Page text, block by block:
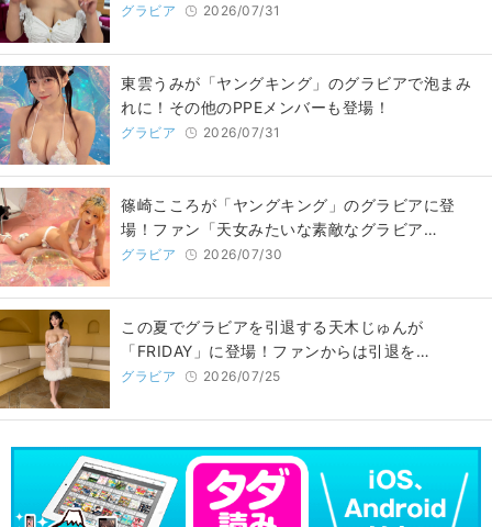
グラビア 2026/07/31
東雲うみが「ヤングキング」のグラビアで泡まみ
れに！その他のPPEメンバーも登場！
グラビア 2026/07/31
篠崎こころが「ヤングキング」のグラビアに登
場！ファン「天女みたいな素敵なグラビア…
グラビア 2026/07/30
この夏でグラビアを引退する天木じゅんが
「FRIDAY」に登場！ファンからは引退を…
グラビア 2026/07/25